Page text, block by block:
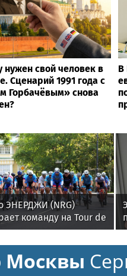
нужен свой человек в
Сценарий 1991 года с
Горбачёвым» снова
В
ЭНЕРДЖИ (NRG)
команду на Tour de
в Петербурге
Москвы